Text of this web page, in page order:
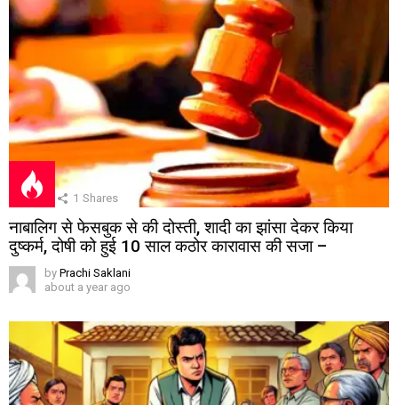
1 Shares
नाबालिग से फेसबुक से की दोस्ती, शादी का झांसा देकर किया
दुष्कर्म, दोषी को हुई 10 साल कठोर कारावास की सजा –
by Prachi Saklani
about a year ago